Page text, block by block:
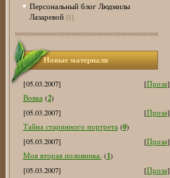
Персональный блог Людмилы
Лазаревой [1]
Новые материалв
[05.03.2007] [Проза]
Вовка (2)
[05.03.2007]
[Проза]
Тайна старинного портрета (0)
[05.03.2007]
[Проза]
Моя вторая половинка. (1)
[05.03.2007]
[Проза]